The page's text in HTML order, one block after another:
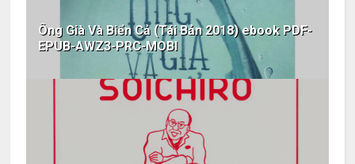
Ông Già Và Biển Cả (Tái Bản 2018) ebook PDF-
EPUB-AWZ3-PRC-MOBI